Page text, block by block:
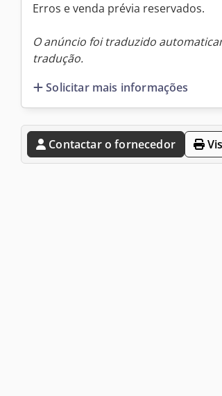
Erros e venda prévia reservados.
O anúncio foi traduzido
tradução.
Solicitar mais informações
Contactar o fornecedor